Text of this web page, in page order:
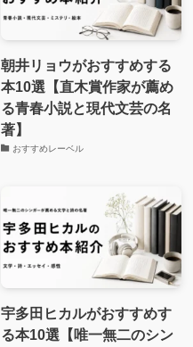
朝井リョウがおすすめする
本10選【直木賞作家が薦め
る青春小説と現代文芸の名
著】
おすすめレーベル
宇多田ヒカルがおすすめす
る本10選【唯一無二のシン